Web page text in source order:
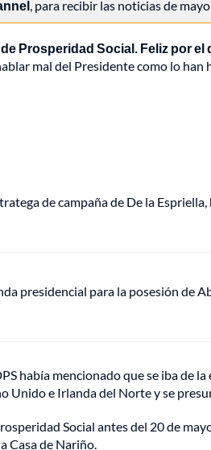
, para recibir las noticias de
Prosperidad Social. Feliz por
mal del Presidente como lo
de campaña de De la
presidencial para la posesión de
había mencionado que se iba de
Unido e Irlanda del Norte y se
Social antes del 20 de
Casa de Nariño.